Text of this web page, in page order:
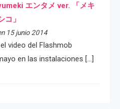
エンタメ ver. 「メキ
コ」
15 junio 2014
video del Flashmob
en las instalaciones […]